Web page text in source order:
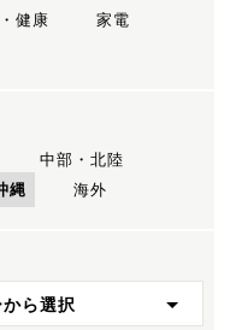
健康
家電
中部・北陸
縄 海外
ら選択